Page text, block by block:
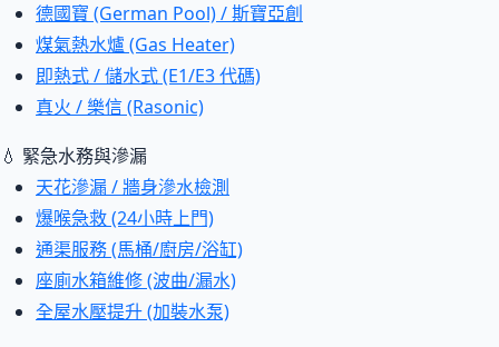
德國寶 (German Pool) / 斯寶亞創
煤氣熱水爐 (Gas Heater)
即熱式 / 儲水式 (E1/E3 代碼)
真火 / 樂信 (Rasonic)
💧 緊急水務與滲漏
天花滲漏 / 牆身滲水檢測
爆喉急救 (24小時上門)
通渠服務 (馬桶/廚房/浴缸)
座廁水箱維修 (波曲/漏水)
全屋水壓提升 (加裝水泵)